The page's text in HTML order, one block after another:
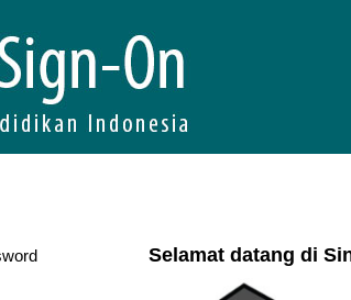
Selamat datang di